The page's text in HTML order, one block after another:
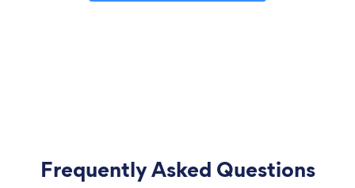
Frequently Asked Questions